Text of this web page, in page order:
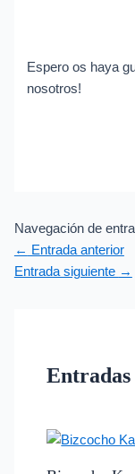
Espero os haya
nosotros!
Navegación de
← Entrada anterior
Entrada siguiente →